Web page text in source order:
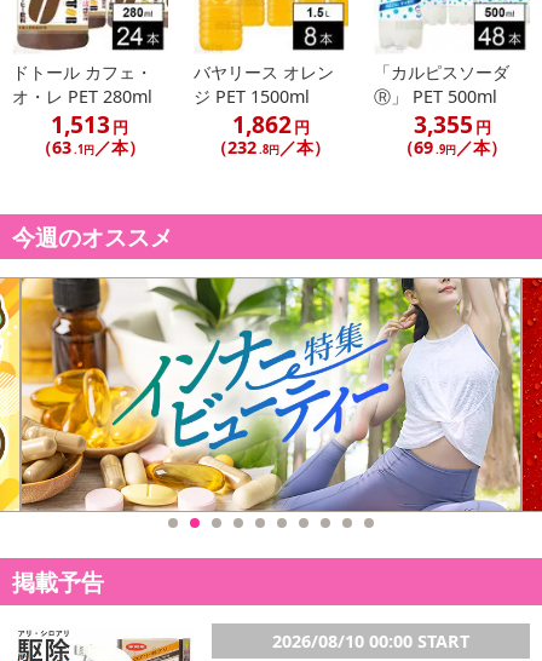
ドトール カフェ・
オ・レ PET 280ml
1,513円
（63.1円／本）
バヤリース オレン
ジ PET 1500ml
1,862円
（232.8円／本）
「カルピスソーダ
Ⓡ」 PET 500ml
3,355 円
（69.9円／本）
今週のオススメ
掲載予告
2026/08/10 00:00 START